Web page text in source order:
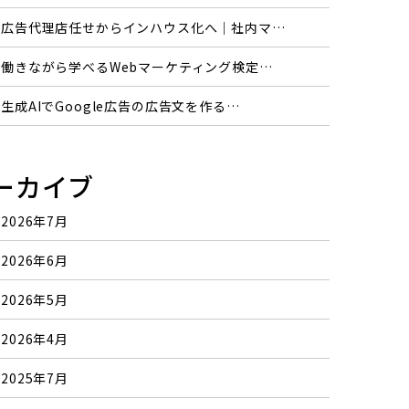
広告代理店任せからインハウス化へ｜社内マ…
働きながら学べるWebマーケティング検定…
生成AIでGoogle広告の広告文を作る…
カイブ
2026年7月
2026年6月
2026年5月
2026年4月
2025年7月